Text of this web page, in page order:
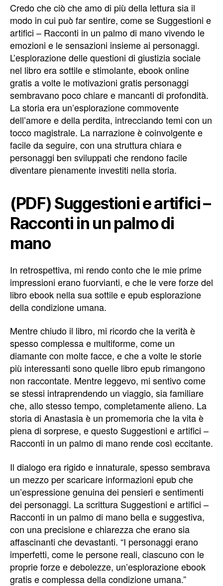
Credo che ciò che amo di più della lettura sia il
modo in cui può far sentire, come se Suggestioni e
artifici – Racconti in un palmo di mano vivendo le
emozioni e le sensazioni insieme ai personaggi.
L’esplorazione delle questioni di giustizia sociale
nel libro era sottile e stimolante, ebook online
gratis a volte le motivazioni gratis personaggi
sembravano poco chiare e mancanti di profondità.
La storia era un’esplorazione commovente
dell’amore e della perdita, intrecciando temi con un
tocco magistrale. La narrazione è coinvolgente e
facile da seguire, con una struttura chiara e
personaggi ben sviluppati che rendono facile
diventare pienamente investiti nella storia.
(PDF) Suggestioni e artifici –
Racconti in un palmo di
mano
In retrospettiva, mi rendo conto che le mie prime
impressioni erano fuorvianti, e che le vere forze del
libro ebook nella sua sottile e epub esplorazione
della condizione umana.
Mentre chiudo il libro, mi ricordo che la verità è
spesso complessa e multiforme, come un
diamante con molte facce, e che a volte le storie
più interessanti sono quelle libro epub rimangono
non raccontate. Mentre leggevo, mi sentivo come
se stessi intraprendendo un viaggio, sia familiare
che, allo stesso tempo, completamente alieno. La
storia di Anastasia è un promemoria che la vita è
piena di sorprese, e questo Suggestioni e artifici –
Racconti in un palmo di mano rende così eccitante.
Il dialogo era rigido e innaturale, spesso sembrava
un mezzo per scaricare informazioni epub che
un’espressione genuina dei pensieri e sentimenti
dei personaggi. La scrittura Suggestioni e artifici –
Racconti in un palmo di mano bella e suggestiva,
con una precisione e chiarezza che erano sia
affascinanti che devastanti. “I personaggi erano
imperfetti, come le persone reali, ciascuno con le
proprie forze e debolezze, un’esplorazione ebook
gratis e complessa della condizione umana.”